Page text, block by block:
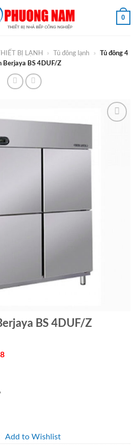
0
BỊ LẠNH » Tủ đông lạnh »
Tủ đông 4
Berjaya BS 4DUF/Z
BS 4DUF/Z
Add to Wishlist